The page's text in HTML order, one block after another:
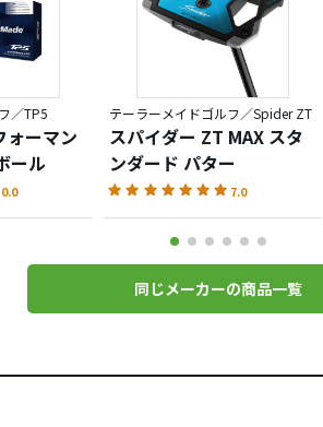
／TP5
ォーマン
ール
0.0
テーラーメイドゴルフ／Spider ZT
スパイダー ZT MAX スタ
ンダード パター
7.0
同じメーカーの商品一覧